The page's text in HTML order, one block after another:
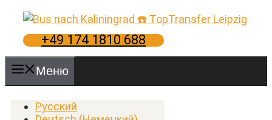
Перейти
содержимому
+49 174 1810 688
Меню
Русский